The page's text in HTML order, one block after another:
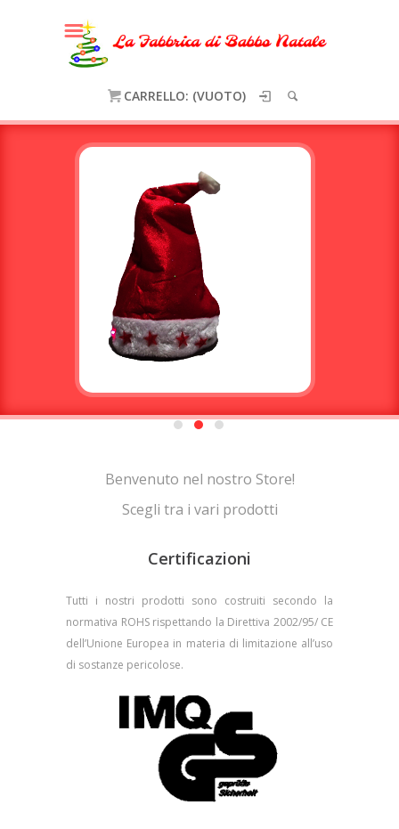
CARRELLO: (VUOTO)
Benvenuto nel nostro Store!
Scegli tra i vari prodotti
Certificazioni
Tutti i nostri prodotti sono costruiti secondo la
normativa ROHS rispettando la Direttiva 2002/95/ CE
dell’Unione Europea in materia di limitazione all’uso
di sostanze pericolose.